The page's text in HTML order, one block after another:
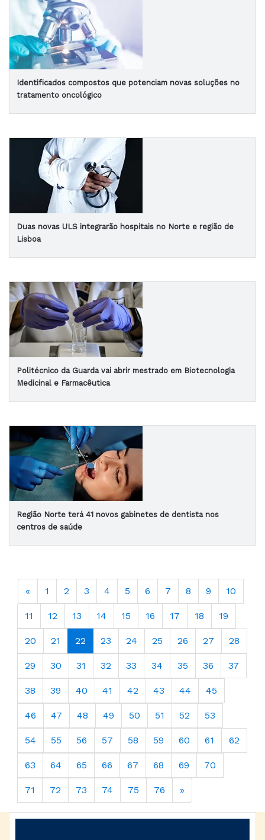
Identificados compostos que potenciam novas soluções no
tratamento oncológico
Duas novas ULS integrarão hospitais no Norte e região de
Lisboa
Politécnico da Guarda vai abrir mestrado em Biotecnologia
Medicinal e Farmacêutica
Região Norte terá 41 novos gabinetes de dentista nos
centros de saúde
« 1 2 3 4 5 6 7 8 9 10
11 12 13 14 15 16 17 18 19
20 21 22 23 24 25 26 27 28
29 30 31 32 33 34 35 36 37
38 39 40 41 42 43 44 45
46 47 48 49 50 51 52 53
54 55 56 57 58 59 60 61 62
63 64 65 66 67 68 69 70
71 72 73 74 75 76 »